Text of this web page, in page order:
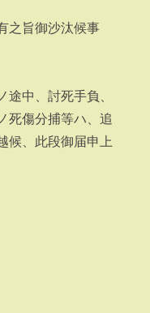
之旨御沙汰候事
中、討死手負、
死傷分捕等ハ、追
候、此段御届申上